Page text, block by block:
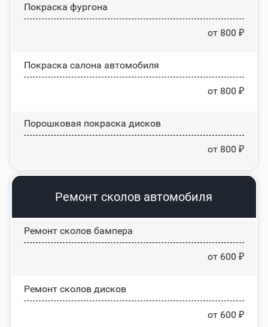
Покраска фургона
от 800 ₽
Покраска салона автомобиля
от 800 ₽
Порошковая покраска дисков
от 800 ₽
Ремонт сколов автомобиля
Ремонт сколов бампера
от 600 ₽
Ремонт сколов дисков
от 600 ₽